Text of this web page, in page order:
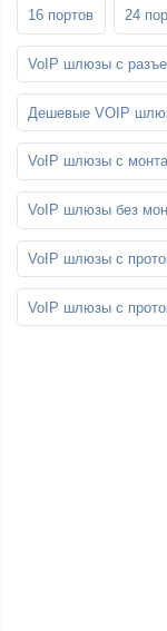
16 портов 24
VoIP шлюзы с
Дешевые VOIP
VoIP шлюзы с
VoIP шлюзы без
VoIP шлюзы с
VoIP шлюзы с